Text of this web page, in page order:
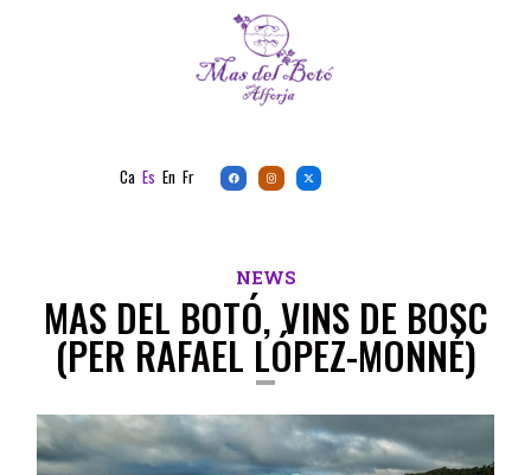
Ca Es En Fr
NEWS
MAS DEL BOTÓ, VINS DE BOSC
(PER RAFAEL LÓPEZ-MONNÉ)